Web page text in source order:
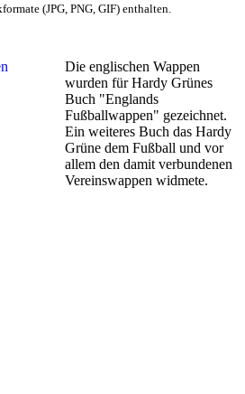
(JPG, PNG, GIF) enthalten.
Die englischen Wappen
wurden für Hardy Grünes
Buch "Englands
Fußballwappen" gezeichnet.
Ein weiteres Buch das Hardy
Grüne dem Fußball und vor
allem den damit verbundenen
Vereinswappen widmete.